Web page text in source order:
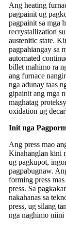
Ang heating
pagpainit ug
pagpainit sa mga
recrystallization
austenitic state.
pagpahiangay sa
automated
billet mahimo ra
ang furnace
nga adunay taas
gipainit ang mga
maghatag
oxidation ug
Init nga
Ang press mao
Kinahanglan kini
ug pagkupot,
pagpabugnaw.
forming press
press. Sa
nakahanas sa
press, ug silang
nga naghimo niini